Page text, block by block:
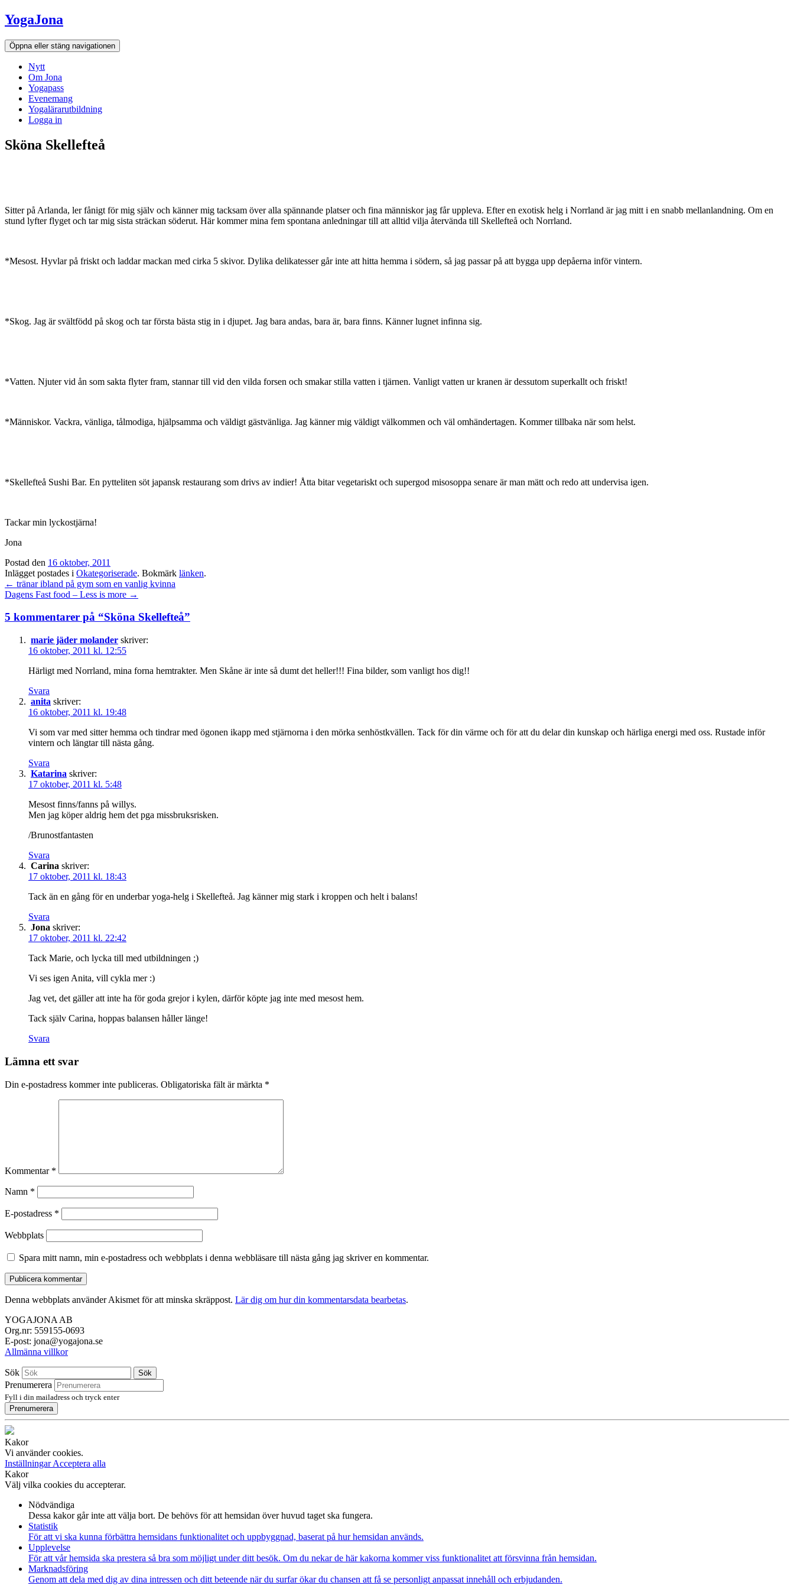
Hoppa
till
innehållet
YogaJona
Öppna eller stäng navigationen
Nytt
Om Jona
Yogapass
Evenemang
Yogalärarutbildning
Logga in
Sköna Skellefteå
Sitter på Arlanda, ler fånigt för mig själv och känner mig tacksam över alla spännande platser och fina människor jag får uppleva. Efter en exotisk helg i Norrland är jag mitt i en snabb mellanlandning. Om en
stund lyfter flyget och tar mig sista sträckan söderut. Här kommer mina fem spontana anledningar till att alltid vilja återvända till Skellefteå och Norrland.
*Mesost. Hyvlar på friskt och laddar mackan med cirka 5 skivor. Dylika delikatesser går inte att hitta hemma i södern, så jag passar på att bygga upp depåerna inför vintern.
*Skog. Jag är svältfödd på skog och tar första bästa stig in i djupet. Jag bara andas, bara är, bara finns. Känner lugnet infinna sig.
*Vatten. Njuter vid ån som sakta flyter fram, stannar till vid den vilda forsen och smakar stilla vatten i tjärnen. Vanligt vatten ur kranen är dessutom superkallt och friskt!
*Människor. Vackra, vänliga, tålmodiga, hjälpsamma och väldigt gästvänliga. Jag känner mig väldigt välkommen och väl omhändertagen. Kommer tillbaka när som helst.
*Skellefteå Sushi Bar. En pytteliten söt japansk restaurang som drivs av indier! Åtta bitar vegetariskt och supergod misosoppa senare är man mätt och redo att undervisa igen.
Tackar min lyckostjärna!
Jona
Postad den 16 oktober, 2011
Inlägget postades i Okategoriserade. Bokmärk länken.
Inläggsnavigation
← tränar ibland på gym som en vanlig kvinna
Dagens Fast food – Less is more →
5 kommentarer på “Sköna Skellefteå”
marie jäder molander skriver:
16 oktober, 2011 kl. 12:55
Härligt med Norrland, mina forna hemtrakter. Men Skåne är inte så dumt det heller!!! Fina bilder, som vanligt hos dig!!
Svara
anita skriver:
16 oktober, 2011 kl. 19:48
Vi som var med sitter hemma och tindrar med ögonen ikapp med stjärnorna i den mörka senhöstkvällen. Tack för din värme och för att du delar din kunskap och härliga energi med oss. Rustade inför
vintern och längtar till nästa gång.
Svara
Katarina skriver:
17 oktober, 2011 kl. 5:48
Mesost finns/fanns på willys.
Men jag köper aldrig hem det pga missbruksrisken.
/Brunostfantasten
Svara
Carina skriver:
17 oktober, 2011 kl. 18:43
Tack än en gång för en underbar yoga-helg i Skellefteå. Jag känner mig stark i kroppen och helt i balans!
Svara
Jona skriver:
17 oktober, 2011 kl. 22:42
Tack Marie, och lycka till med utbildningen ;)
Vi ses igen Anita, vill cykla mer :)
Jag vet, det gäller att inte ha för goda grejor i kylen, därför köpte jag inte med mesost hem.
Tack själv Carina, hoppas balansen håller länge!
Svara
Lämna ett svar
Din e-postadress kommer inte publiceras. Obligatoriska fält är märkta *
Kommentar *
Namn *
E-postadress *
Webbplats
Spara mitt namn, min e-postadress och webbplats i denna webbläsare till nästa gång jag skriver en kommentar.
Denna webbplats använder Akismet för att minska skräppost. Lär dig om hur din kommentarsdata bearbetas.
YOGAJONA AB
Org.nr: 559155-0693
E-post: jona@yogajona.se
Allmänna villkor
Sök Sök
Prenumerera
Fyll i din mailadress och tryck enter
Prenumerera
Kakor
Vi använder cookies.
InställningarAcceptera alla
Kakor
Välj vilka cookies du accepterar.
Nödvändiga
Dessa kakor går inte att välja bort. De behövs för att hemsidan över huvud taget ska fungera.
Statistik
För att vi ska kunna förbättra hemsidans funktionalitet och uppbyggnad, baserat på hur hemsidan används.
Upplevelse
För att vår hemsida ska prestera så bra som möjligt under ditt besök. Om du nekar de här kakorna kommer viss funktionalitet att försvinna från hemsidan.
Marknadsföring
Genom att dela med dig av dina intressen och ditt beteende när du surfar ökar du chansen att få se personligt anpassat innehåll och erbjudanden.